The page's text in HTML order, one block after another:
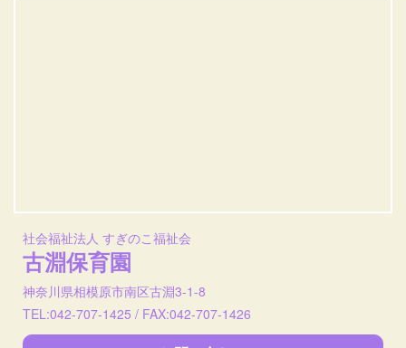
社会福祉法人 すぎのこ福祉会
古淵保育園
神奈川県相模原市南区古淵3-1-8
TEL:042-707-1425 / FAX:042-707-1426